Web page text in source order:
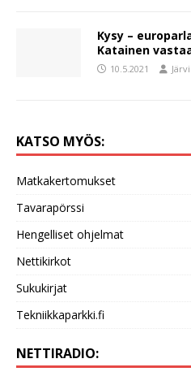
Kysy –
Katainen
10.5.2021
KATSO MYÖS:
Matkakertomukset
Tavarapörssi
Hengelliset ohjelmat
Nettikirkot
Sukukirjat
Tekniikkaparkki.fi
NETTIRADIO: